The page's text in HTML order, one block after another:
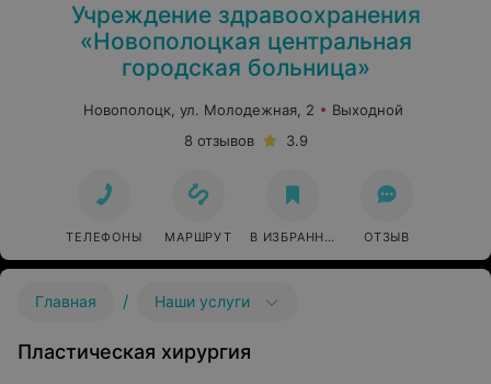
Учреждение здравоохранения
«Новополоцкая центральная
городская больница»
Новополоцк, ул. Молодежная, 2
Выходной
8 отзывов
3.9
ТЕЛЕФОНЫ МАРШРУТ В ИЗБРАННОЕ ОТЗЫВ
Главная / Наши услуги
Пластическая хирургия